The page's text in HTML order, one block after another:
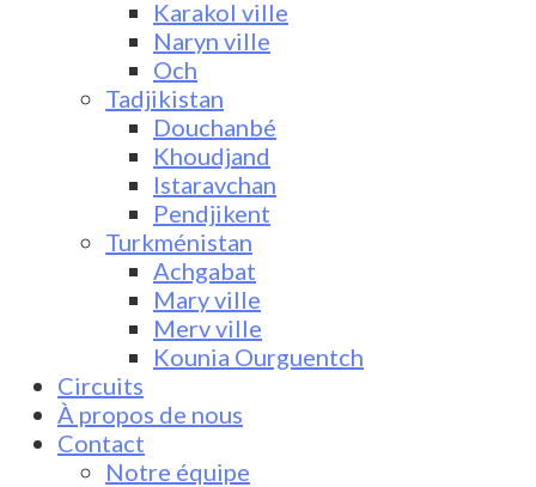
Karakol ville
Naryn ville
Och
Tadjikistan
Douchanbé
Khoudjand
Istaravchan
Pendjikent
Turkménistan
Achgabat
Mary ville
Merv ville
Kounia Ourguentch
Circuits
À propos de nous
Contact
Notre équipe